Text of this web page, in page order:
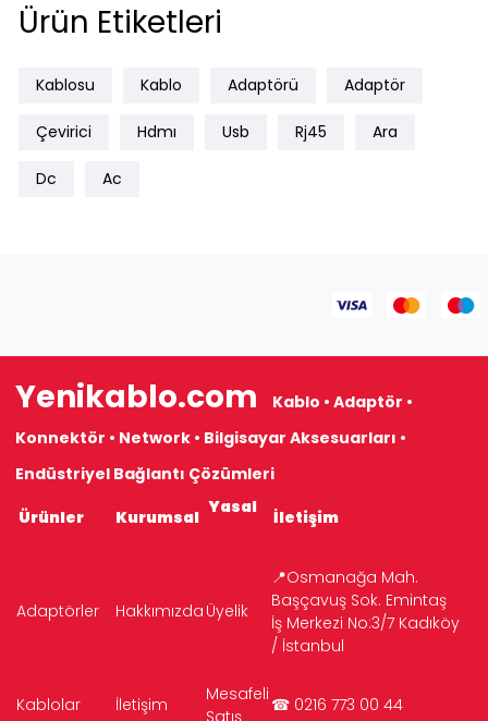
Ürün Etiketleri
Kablosu Kablo Adaptörü Adaptör
Çevirici Hdmı Usb Rj45 Ara
Dc Ac
Yenikablo.com
Kablo • Adaptör •
Konnektör • Network • Bilgisayar Aksesuarları •
Endüstriyel Bağlantı Çözümleri
Ürünler
Kurumsal Yasal İletişim
Adaptörler Hakkımızda Üyelik
📍Osmanağa Mah.
Başçavuş Sok. Emintaş
İş Merkezi No:3/7 Kadıköy
/ İstanbul
Kablolar İletişim
Mesafeli ☎ 0216 773 00 44